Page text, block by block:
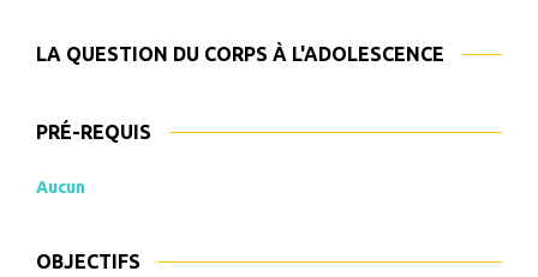
LA QUESTION DU CORPS À L'ADOLESCENCE
PRÉ-REQUIS
Aucun
OBJECTIFS